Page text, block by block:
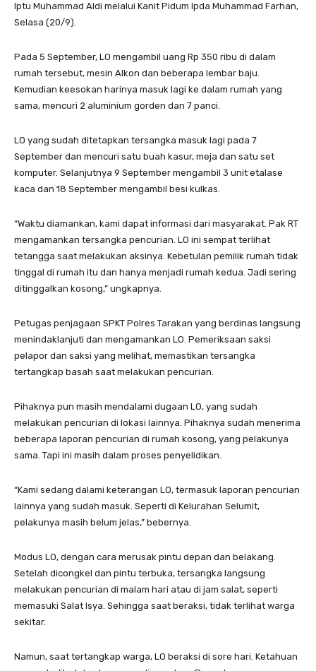
Iptu Muhammad Aldi melalui Kanit Pidum Ipda Muhammad Farhan,
Selasa (20/9).
Pada 5 September, LO mengambil uang Rp 350 ribu di dalam
rumah tersebut, mesin Alkon dan beberapa lembar baju.
Kemudian keesokan harinya masuk lagi ke dalam rumah yang
sama, mencuri 2 aluminium gorden dan 7 panci.
LO yang sudah ditetapkan tersangka masuk lagi pada 7
September dan mencuri satu buah kasur, meja dan satu set
komputer. Selanjutnya 9 September mengambil 3 unit etalase
kaca dan 18 September mengambil besi kulkas.
“Waktu diamankan, kami dapat informasi dari masyarakat. Pak RT
mengamankan tersangka pencurian. LO ini sempat terlihat
tetangga saat melakukan aksinya. Kebetulan pemilik rumah tidak
tinggal di rumah itu dan hanya menjadi rumah kedua. Jadi sering
ditinggalkan kosong,” ungkapnya.
Petugas penjagaan SPKT Polres Tarakan yang berdinas langsung
menindaklanjuti dan mengamankan LO. Pemeriksaan saksi
pelapor dan saksi yang melihat, memastikan tersangka
tertangkap basah saat melakukan pencurian.
Pihaknya pun masih mendalami dugaan LO, yang sudah
melakukan pencurian di lokasi lainnya. Pihaknya sudah menerima
beberapa laporan pencurian di rumah kosong, yang pelakunya
sama. Tapi ini masih dalam proses penyelidikan.
“Kami sedang dalami keterangan LO, termasuk laporan pencurian
lainnya yang sudah masuk. Seperti di Kelurahan Selumit,
pelakunya masih belum jelas,” bebernya.
Modus LO, dengan cara merusak pintu depan dan belakang.
Setelah dicongkel dan pintu terbuka, tersangka langsung
melakukan pencurian di malam hari atau di jam salat, seperti
memasuki Salat Isya. Sehingga saat beraksi, tidak terlihat warga
sekitar.
Namun, saat tertangkap warga, LO beraksi di sore hari. Ketahuan